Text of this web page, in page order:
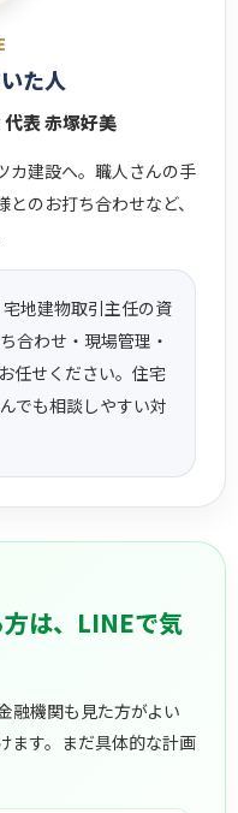
た人
表 赤塚好美
カ建設へ。職人さんの手
のお打ち合わせなど、
地建物取引主任の資
合わせ・現場管理・
任せください。住宅
でも相談しやすい対
は、LINEで気
融機関も見た方がよい
ます。まだ具体的な計画